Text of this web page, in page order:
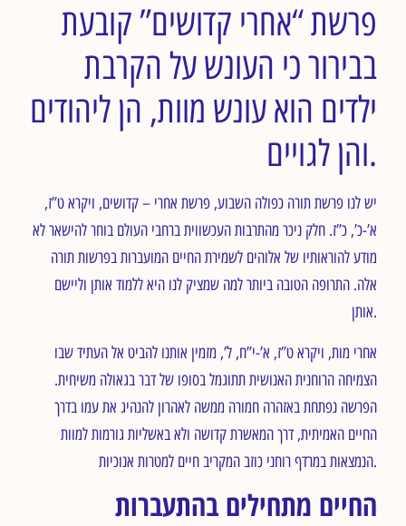
פרשת “אחרי קדושים” קובעת
בבירור כי העונש על הקרבת
ילדים הוא עונש מוות, הן ליהודים
והן לגויים.
יש לנו פרשת תורה כפולה השבוע, פרשת אחרי – קדושים, ויקרא ט”ז,
א’-כ’, כ”ז. חלק ניכר מהתרבות העכשווית ברחבי העולם בוחר להישאר לא
מודע להוראותיו של אלוהים לשמירת החיים המועברות בפרשות תורה
אלה. התרופה הטובה ביותר למה שמציק לנו היא ללמוד אותן וליישם
אותן.
אחרי מות, ויקרא ט”ז, א’-י”ח, ל’, מזמין אותנו להביט אל העתיד שבו
הצמיחה הרוחנית האנושית תתוגמל בסופו של דבר בגאולה משיחית.
הפרשה נפתחת באזהרה חמורה ממשה לאהרון להנהיג את עמו בדרך
החיים האמיתית, דרך המאשרת קדושה ולא באשליות גורמות למוות
הנמצאות במרדף רוחני כוזב המקריב חיים למטרות אנוכיות.
החיים מתחילים בהתעברות